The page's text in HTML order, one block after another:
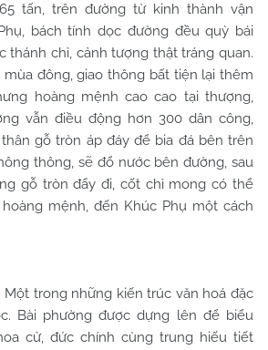
tấn, trên đường từ kinh thành vận
bách tính dọc đường đều quỳ bái
thánh chỉ, cảnh tượng thật tráng quan.
đông, giao thông bất tiện lại thêm
hoàng mệnh cao cao tại thượng,
vẫn điều động hơn 300 dân công,
gỗ tròn áp đáy để bia đá bên trên
thông, sẽ đổ nước bên đường, sau
gỗ tròn đẩy đi, cốt chỉ mong có thể
mệnh, đến Khúc Phụ một cách
: Một trong những kiến trúc văn hoá đặc
Bài phường được dựng lên để biểu
cử, đức chính cùng trung hiếu tiết